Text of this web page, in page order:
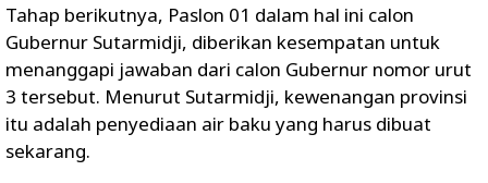
Tahap berikutnya, Paslon 01 dalam hal ini calon
Gubernur Sutarmidji, diberikan kesempatan untuk
menanggapi jawaban dari calon Gubernur nomor urut
3 tersebut. Menurut Sutarmidji, kewenangan provinsi
itu adalah penyediaan air baku yang harus dibuat
sekarang.